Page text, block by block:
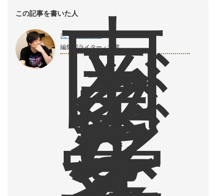
この記事を書いた人
にゃんたろう
編集部ライター・営業
南
国
と
ダ
イ
ビ
ン
グ
を